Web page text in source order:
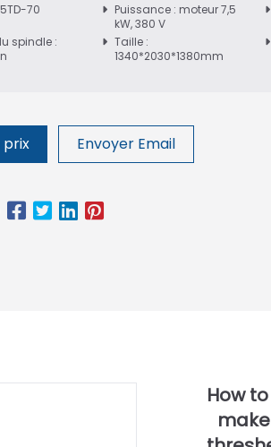
70
Puissance : moteur 7,5
kW, 380 V
spindle :
Taille :
1340*2030*1380mm
Envoyer Email